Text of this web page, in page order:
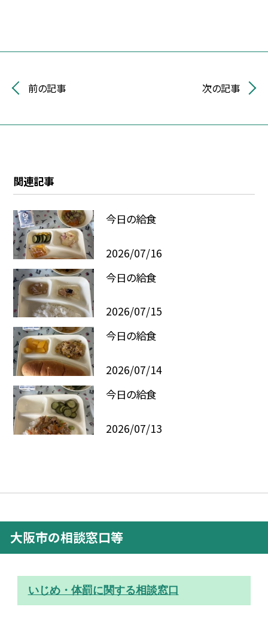
前の記事 次の記事
関連記事
今日の給食
2026/07/16
今日の給食
2026/07/15
今日の給食
2026/07/14
今日の給食
2026/07/13
大阪市の相談窓口等
いじめ・体罰に関する相談窓口